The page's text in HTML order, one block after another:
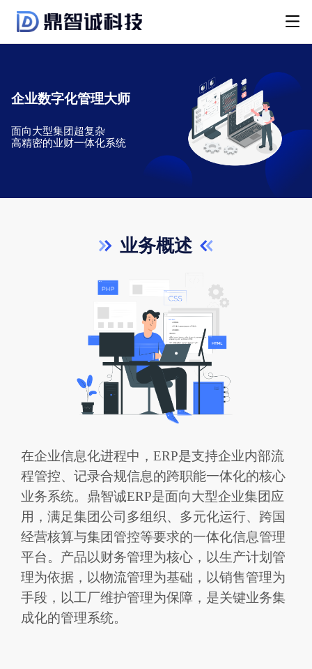
企业数字化管理大师
面向大型集团超复杂
高精密的业财一体化系统
业务概述
在企业信息化进程中，ERP是支持企业内部流
程管控、记录合规信息的跨职能一体化的核心
业务系统。鼎智诚ERP是面向大型企业集团应
用，满足集团公司多组织、多元化运行、跨国
经营核算与集团管控等要求的一体化信息管理
平台。产品以财务管理为核心，以生产计划管
理为依据，以物流管理为基础，以销售管理为
手段，以工厂维护管理为保障，是关键业务集
成化的管理系统。